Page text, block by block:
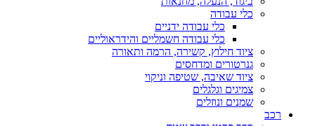
כלי עבודה
כלי עבודה ידניים
כלי עבודה חשמליים והידראוליים
ציוד חילוץ, קשירה, הרמה ותאורה
גנרטורים ומדחסים
ציוד שאיבה, שטיפה וניקוי
צמיגים וגלגלים
שמנים ונוזלים
רכב